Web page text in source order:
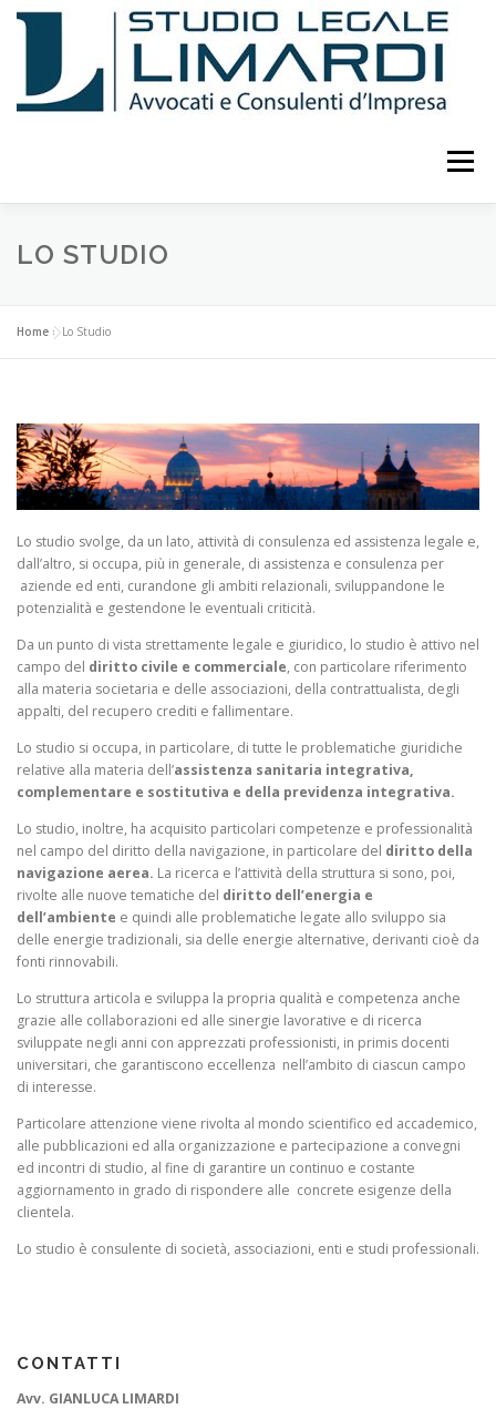
Passa
Menu
LO STUDIO ATTIVITÀ
PUBBLICAZIONI E STUDI
LO STUDIO
Home »Lo Studio
Lo studio svolge, da un lato, attività di consulenza ed assistenza legale e,
dall’altro, si occupa, più in generale, di assistenza e consulenza per
aziende ed enti, curandone gli ambiti relazionali, sviluppandone le
potenzialità e gestendone le eventuali criticità.
Da un punto di vista strettamente legale e giuridico, lo studio è attivo nel
campo del diritto civile e commerciale, con particolare riferimento
alla materia societaria e delle associazioni, della contrattualista, degli
appalti, del recupero crediti e fallimentare.
Lo studio si occupa, in particolare, di tutte le problematiche giuridiche
relative alla materia dell’assistenza sanitaria integrativa,
complementare e sostitutiva e della previdenza integrativa.
Lo studio, inoltre, ha acquisito particolari competenze e professionalità
nel campo del diritto della navigazione, in particolare del diritto della
navigazione aerea. La ricerca e l’attività della struttura si sono, poi,
rivolte alle nuove tematiche del diritto dell’energia e
dell’ambiente e quindi alle problematiche legate allo sviluppo sia
delle energie tradizionali, sia delle energie alternative, derivanti cioè da
fonti rinnovabili.
Lo struttura articola e sviluppa la propria qualità e competenza anche
grazie alle collaborazioni ed alle sinergie lavorative e di ricerca
sviluppate negli anni con apprezzati professionisti, in primis docenti
universitari, che garantiscono eccellenza nell’ambito di ciascun campo
di interesse.
Particolare attenzione viene rivolta al mondo scientifico ed accademico,
alle pubblicazioni ed alla organizzazione e partecipazione a convegni
ed incontri di studio, al fine di garantire un continuo e costante
aggiornamento in grado di rispondere alle concrete esigenze della
clientela.
Lo studio è consulente di società, associazioni, enti e studi professionali.
CONTATTI
Avv. GIANLUCA LIMARDI